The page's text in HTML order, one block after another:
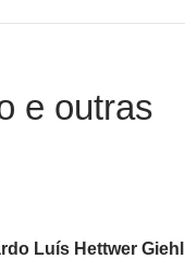
e outras
Luís Hettwer Giehl